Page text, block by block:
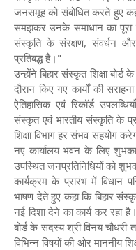
जनसमूह को संबोधित करते हुए
समझकर उनके समाधान का पूरा
संस्कृति के संरक्षण, संवर्धन
प्रतिबद्ध है।"
उन्होंने बिहार संस्कृत शिक्षा बोर्ड
दौरान किए गए कार्यों की
ऐतिहासिक एवं रिकॉर्ड
संस्कृत एवं भारतीय संस्कृति के
शिक्षा विभाग हर संभव सहयोग
नए कार्यालय भवन के लिए
उपस्थित जनप्रतिनिधियों को
कार्यक्रम के प्रारंभ में विधान
भाषण देते हुए कहा कि बिहार संस्कृत
नई दिशा देने का कार्य कर रहा
बोर्ड के सदस्य श्री विनय
विभिन्न विषयों की ओर माननीय